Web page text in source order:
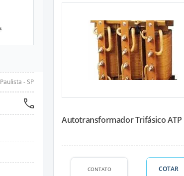
- SP
Autotransformador Trifásico ATP
CONTATO COTAR